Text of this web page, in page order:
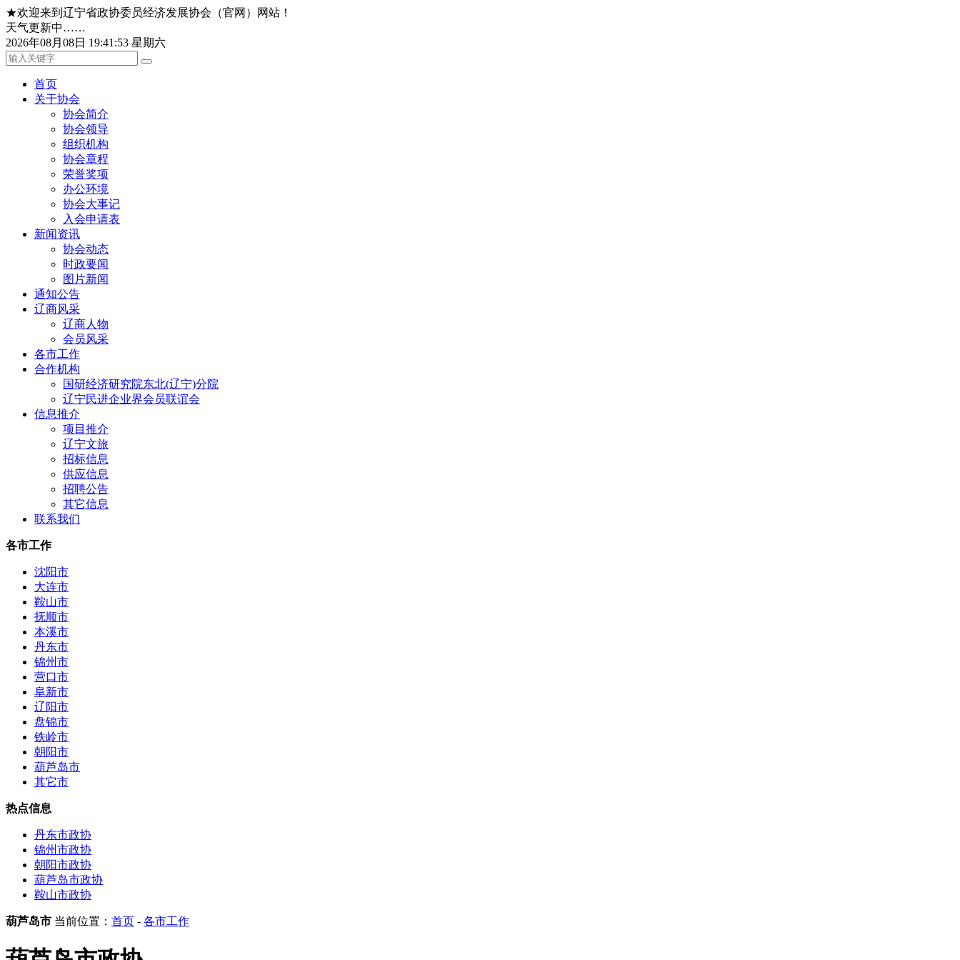
★欢迎来到辽宁省政协委员经济发展协会（官网）网站！
天气更新中……
2026年08月08日 19:41:53 星期六
首页
关于协会
协会简介
协会领导
组织机构
协会章程
荣誉奖项
办公环境
协会大事记
入会申请表
新闻资讯
协会动态
时政要闻
图片新闻
通知公告
辽商风采
辽商人物
会员风采
各市工作
合作机构
国研经济研究院东北(辽宁)分院
辽宁民进企业界会员联谊会
信息推介
项目推介
辽宁文旅
招标信息
供应信息
招聘公告
其它信息
联系我们
各市工作
沈阳市
大连市
鞍山市
抚顺市
本溪市
丹东市
锦州市
营口市
阜新市
辽阳市
盘锦市
铁岭市
朝阳市
葫芦岛市
其它市
热点信息
丹东市政协
锦州市政协
朝阳市政协
葫芦岛市政协
鞍山市政协
葫芦岛市 当前位置： 首页 - 各市工作